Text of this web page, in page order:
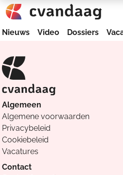
Nieuws Video Dossiers
Algemeen
Algemene voorwaarden
Privacybeleid
Cookiebeleid
Vacatures
Contact